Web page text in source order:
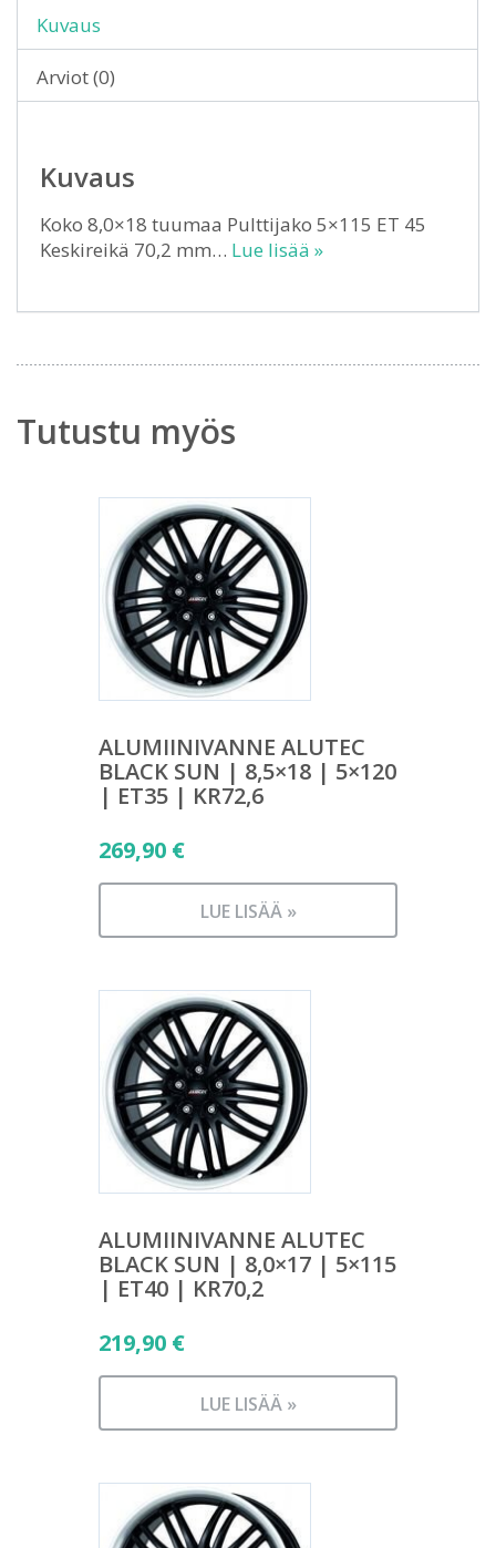
Kuvaus
Arviot (0)
Kuvaus
Koko 8,0×18 tuumaa Pulttijako 5×115 ET 45
Keskireikä 70,2 mm… Lue lisää »
Tutustu myös
ALUMIINIVANNE ALUTEC
BLACK SUN | 8,5×18 | 5×120
| ET35 | KR72,6
269,90 €
LUE LISÄÄ »
ALUMIINIVANNE ALUTEC
BLACK SUN | 8,0×17 | 5×115
| ET40 | KR70,2
219,90 €
LUE LISÄÄ »